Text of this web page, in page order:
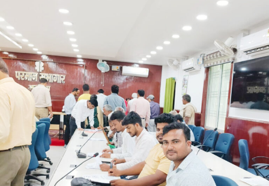
وزیر اعلیٰ مقرر کرنے کی اپیل کی۔ مسٹر کشور نے
دعویٰ کیا کہ بانکی پور اسمبلی ضمنی انتخاب کے
نتائج نے ریاست کی قیادت میں تبدیلی کے لیے عوام
کی خواہش کو واضح کر دیا ہے۔
انہوں نے بانکی پور ضمنی انتخاب میں جیت کی طرف بڑھتے
ہوئے گنتی مرکز کے باہر نامہ نگاروں سے بات چیت کرتے ہوئے
کہا کہ عوام نے نیشنل ڈیموکریٹک الائنس (این ڈی اے) کو 202
ایم ایل ایز کا مینڈیٹ دیا تھا۔ انہوں نے کہا کہ اب بی جے پی کی
ذمہ داری ہے کہ وہ بہار کی قیادت کسی ایسے شخص کے
سپرد کرے جس کا عکس بے داغ ہو اور جو تعلیم، روزگار اور گڈ
گورننس کو یقینی بنانے کے ساتھ ساتھ ہجرت (مائگریشن) کو
روک سکے۔
مسٹر کشور نے کہا کہ بہار کو ایک ایسے اچھے اور اہل وزیر